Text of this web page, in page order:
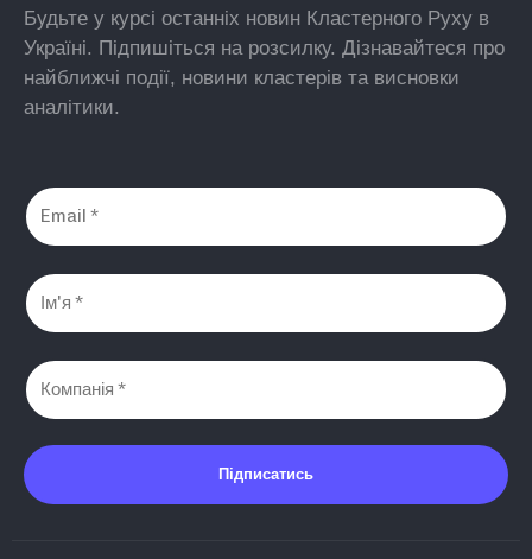
Будьте у курсі останніх новин Кластерного Руху в
Україні. Підпишіться на розсилку. Дізнавайтеся про
найближчі події, новини кластерів та висновки
аналітики.
Підписатись